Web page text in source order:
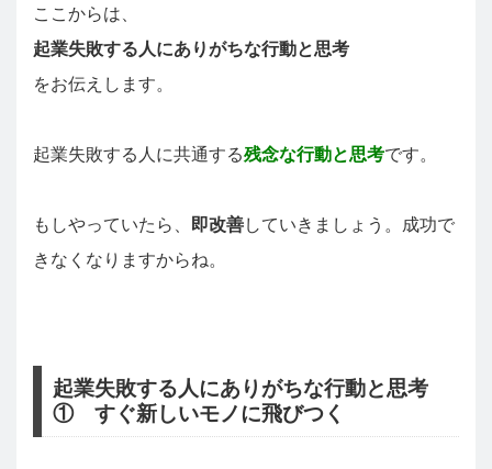
ここからは、
起業失敗する人にありがちな行動と思考
をお伝えします。
起業失敗する人に共通する残念な行動と思考です。
もしやっていたら、 即改善していきましょう。成功で
きなくなりますからね。
起業失敗する人にありがちな行動と思考
① すぐ新しいモノに飛びつく